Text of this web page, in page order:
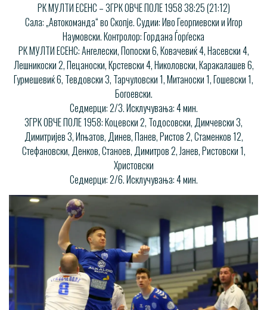
РК МУЛТИ ЕСЕНС – ЗГРК ОВЧЕ ПОЛЕ 1958 38:25 (21:12)
Сала: „Автокоманда“ во Скопје. Судии: Иво Георгиевски и Игор
Наумовски. Контролор: Гордана Ѓорѓеска
РК МУЛТИ ЕСЕНС: Ангелески, Попоски 6, Ковачевиќ 4, Насевски 4,
Лешникоски 2, Пецаноски, Крстевски 4, Николовски, Каракалашев 6,
Гурмешевиќ 6, Тевдовски 3, Тарчуловски 1, Митаноски 1, Гошевски 1,
Богоевски.
Седмерци: 2/3. Исклучувања: 4 мин.
ЗГРК ОВЧЕ ПОЛЕ 1958: Коцевски 2, Тодосовски, Димчевски 3,
Димитријев 3, Игњатов, Динев, Панев, Ристов 2, Стаменков 12,
Стефановски, Денков, Станоев, Димитров 2, Јанев, Ристовски 1,
Христовски
Седмерци: 2/6. Исклучувања: 4 мин.